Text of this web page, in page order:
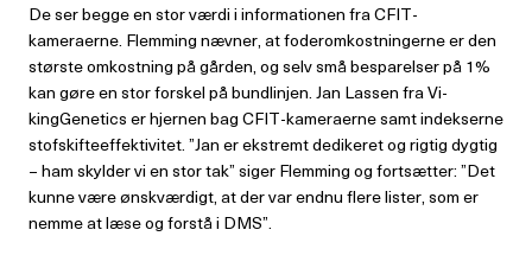
De ser begge en stor værdi i informatio­nen fra CFIT-
kameraerne. Flemming nævner, at foderomkostningerne er den
største omkostning på gården, og selv små besparelser på 1%
kan gøre en stor forskel på bundlinjen. Jan Lassen fra Vi­
kingGenetics er hjernen bag CFIT-kame­raerne samt indekserne
stofskifteeffekti­vitet. ”Jan er ekstremt dedikeret og rigtig dygtig
– ham skylder vi en stor tak” siger Flemming og fortsætter: ”Det
kunne være ønskværdigt, at der var endnu flere lister, som er
nemme at læse og forstå i DMS”.